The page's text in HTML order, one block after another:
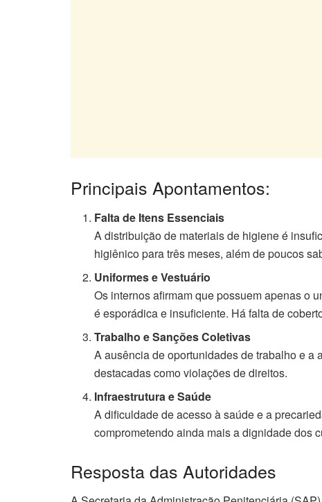
Principais Apontamentos:
Falta de Itens Essenciais
A distribuição de materiais de higiene é
higiênico para três meses, além de poucos
Uniformes e Vestuário
Os internos afirmam que possuem apenas o
é esporádica e insuficiente. Há falta de
Trabalho e Sanções Coletivas
A ausência de oportunidades de trabalho e
destacadas como violações de direitos.
Infraestrutura e Saúde
A dificuldade de acesso à saúde e a
comprometendo ainda mais a dignidade dos
Resposta das Autoridades